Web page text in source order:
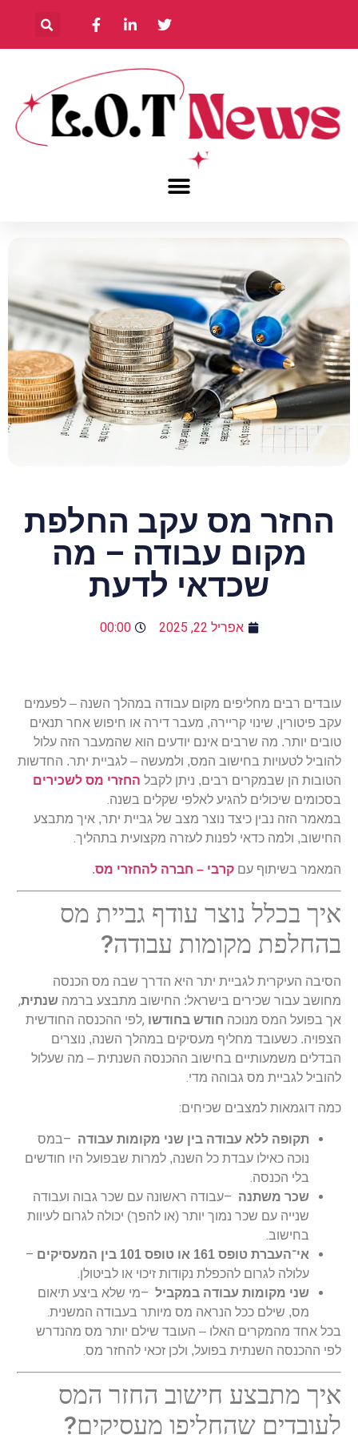
החזר מס עקב החלפת
מקום עבודה – מה
שכדאי לדעת
אפריל 22, 2025 00:00
עובדים רבים מחליפים מקום עבודה במהלך השנה – לפעמים
עקב פיטורין, שינוי קריירה, מעבר דירה או חיפוש אחר תנאים
טובים יותר. מה שרבים אינם יודעים הוא שהמעבר הזה עלול
להוביל לטעויות בחישוב המס, ולמעשה – לגביית יתר. החדשות
הטובות הן שבמקרים רבים, ניתן לקבל החזרי מס לשכירים
בסכומים שיכולים להגיע לאלפי שקלים בשנה.
במאמר הזה נבין כיצד נוצר מצב של גביית יתר, איך מתבצע
החישוב, ולמה כדאי לפנות לעזרה מקצועית בתהליך.
המאמר בשיתוף עם קרבי – חברה להחזרי מס.
איך בכלל נוצר עודף גביית מס
בהחלפת מקומות עבודה?
הסיבה העיקרית לגביית יתר היא הדרך שבה מס הכנסה
מחושב עבור שכירים בישראל: החישוב מתבצע ברמה שנתית,
אך בפועל המס מנוכה חודש בחודשו ,לפי ההכנסה החודשית
הצפויה. כשעובד מחליף מעסיקים במהלך השנה, נוצרים
הבדלים משמעותיים בחישוב ההכנסה השנתית – מה שעלול
להוביל לגביית מס גבוהה מדי.
כמה דוגמאות למצבים שכיחים:
תקופה ללא עבודה בין שני מקומות עבודה –במס
נוכה כאילו עבדת כל השנה, למרות שבפועל היו חודשים
בלי הכנסה
שכר משתנה –עבודה ראשונה עם שכר גבוה ועבודה
שנייה עם שכר נמוך יותר (או להפך) יכולה לגרום לעיוות
בחישוב
אי־העברת טופס 161 או טופס 101 בין המעסיקים –
עלולה לגרום להכפלת נקודות זיכוי או לביטולן
שני מקומות עבודה במקביל –מי שלא ביצע תיאום
מס, שילם ככל הנראה מס מיותר בעבודה המשנית
בכל אחד מהמקרים האלו – העובד שילם יותר מס מהנדרש
לפי ההכנסה השנתית בפועל, ולכן זכאי להחזר מס
איך מתבצע חישוב החזר המס
לעובדים שהחליפו מעסיקים?